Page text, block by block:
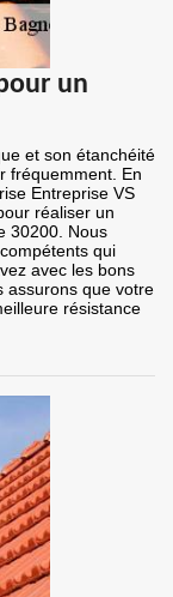
un
et son étanchéité
fréquemment. En
Entreprise VS
réaliser un
30200. Nous
qui
avec les bons
assurons que votre
résistance